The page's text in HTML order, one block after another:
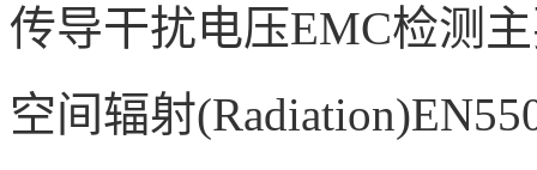
传导干扰电压EMC检测
空间辐射